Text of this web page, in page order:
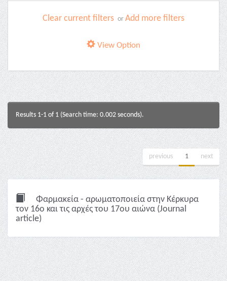
Clear current filters or Add more filters
View Option
Results 1-1 of 1 (Search time: 0.002 seconds).
previous 1 next
Φαρμακεία - αρωματοποιεία στην Κέρκυρα
τον 16ο και τις αρχές του 17ου αιώνα (Journal
article)